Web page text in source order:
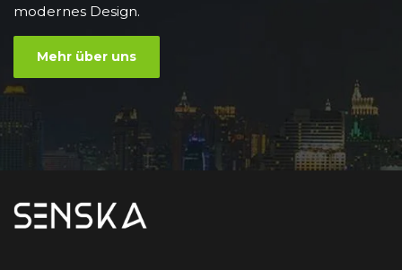
modernes Design.
Mehr über uns